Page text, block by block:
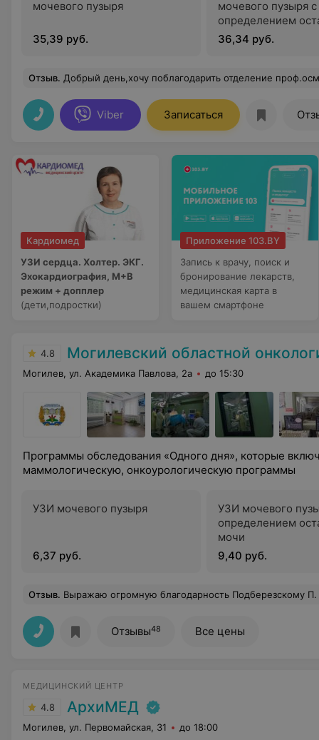
мочевого пузыря
35,39 руб.
мочевого пузыря с
определением
мочи
36,34 руб.
Отзыв. Добрый день,хочу поблагодарить отделение проф.осмотров.Нет никаких ограничений для прохождения медицинской комиссии,всё очень быстро и доступно.Коллектив приятный,девочки в 102
Viber Записаться
Кардиомед
УЗИ сердца. Холтер. ЭКГ.
Эхокардиография, М+В
режим + допплер
(дети,подростки)
Приложение 103.BY
Запись к врачу, поиск и
бронирование лекарств,
медицинская карта в
вашем смартфоне
4.8 Могилевский областной
Могилев, ул. Академика Павлова, 2а до 15:30
Программы обследования «Одного дня», которые
маммологическую, онкоурологическую программы
УЗИ мочевого пузыря
6,37 руб.
УЗИ мочевого
определением
мочи
9,40 руб.
Отзыв. Выражаю огромную благодарность Подберезскому П. В. за успешно проведенную операцию и Рыбчиной А. В. за
Отзывы48 Все цены
МЕДИЦИНСКИЙ ЦЕНТР
4.8 АрхиМЕД
Могилев, ул. Первомайская, 31 до 18:00